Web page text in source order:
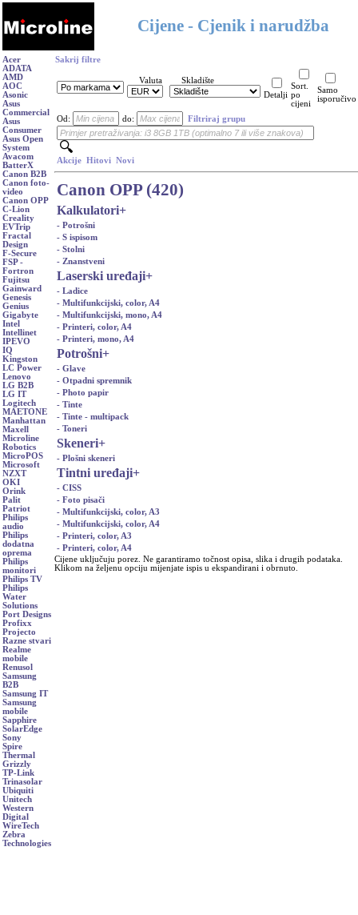
Cijene - Cjenik i narudžba
Acer
ADATA
AMD
AOC
Asonic
Asus
Commercial
Asus
Consumer
Asus Open
System
Avacom
BatterX
Canon B2B
Canon foto-
video
Canon OPP
C-Lion
Creality
EVTrip
Fractal
Design
F-Secure
FSP -
Fortron
Fujitsu
Gainward
Genesis
Genius
Gigabyte
Intel
Intellinet
IPEVO
IQ
Kingston
LC Power
Lenovo
LG B2B
LG IT
Logitech
MAETONE
Manhattan
Maxell
Microline
Robotics
MicroPOS
Microsoft
NZXT
OKI
Orink
Palit
Patriot
Philips
audio
Philips
dodatna
oprema
Philips
monitori
Philips TV
Philips
Water
Solutions
Port Designs
Profixx
Projecto
Razne stvari
Realme
mobile
Renusol
Samsung
B2B
Samsung IT
Samsung
mobile
Sapphire
SolarEdge
Sony
Spire
Thermal
Grizzly
TP-Link
Trinasolar
Ubiquiti
Unitech
Western
Digital
WireTech
Zebra
Technologies
Sakrij filtre
Valuta
Skladište
Detalji
Sort.
po
cijeni
Samo
isporučivo
Od: do: Filtriraj grupu
Akcije Hitovi Novi
Canon OPP (420)
Kalkulatori+
- Potrošni
- S ispisom
- Stolni
- Znanstveni
Laserski uređaji+
- Ladice
- Multifunkcijski, color, A4
- Multifunkcijski, mono, A4
- Printeri, color, A4
- Printeri, mono, A4
Potrošni+
- Glave
- Otpadni spremnik
- Photo papir
- Tinte
- Tinte - multipack
- Toneri
Skeneri+
- Plošni skeneri
Tintni uređaji+
- CISS
- Foto pisači
- Multifunkcijski, color, A3
- Multifunkcijski, color, A4
- Printeri, color, A3
- Printeri, color, A4
Cijene uključuju porez. Ne garantiramo točnost opisa, slika i drugih podataka.
Klikom na željenu opciju mijenjate ispis u ekspandirani i obrnuto.